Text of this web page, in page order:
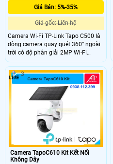
Giá Bán: 5%-35%
Giá gốc: Liên hệ
Camera Wi-Fi TP-Link Tapo C500 là
dòng camera quay quét 360° ngoài
trời có độ phân giải 2MP Wi-Fi
2.4GHz. Công nghệ AI phát hiện
chuyển động và theo dõi chuyển
động thông minh, kết hợp báo động
âm thanh ánh sáng và âm thanh
tùy chỉnh. Hỗ trợ đàm thoại hai
chiều quản lý qua ứng dụng Tapo và
chuẩn chống nước IP65.
Camera TapoC610 Kit Kết Nối
Không Dây
3